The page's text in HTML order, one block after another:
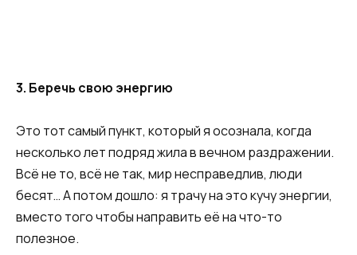
3. Беречь свою энергию
Это тот самый пункт, который я осознала, когда
несколько лет подряд жила в вечном раздражении.
Всё не то, всё не так, мир несправедлив, люди
бесят… А потом дошло: я трачу на это кучу энергии,
вместо того чтобы направить её на что-то
полезное.